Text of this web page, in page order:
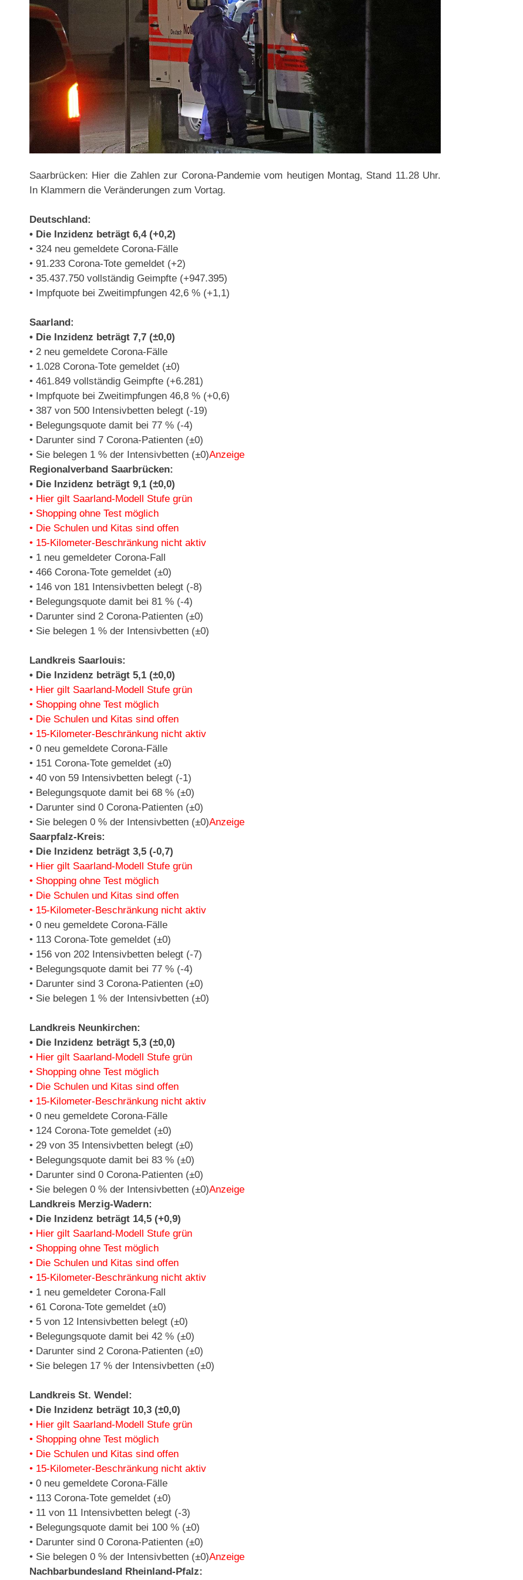
Saarbrücken: Hier die Zahlen zur Corona-Pandemie vom heutigen Montag, Stand 11.28 Uhr.
In Klammern die Veränderungen zum Vortag.
Deutschland:
• Die Inzidenz beträgt 6,4 (+0,2)
• 324 neu gemeldete Corona-Fälle
• 91.233 Corona-Tote gemeldet (+2)
• 35.437.750 vollständig Geimpfte (+947.395)
• Impfquote bei Zweitimpfungen 42,6 % (+1,1)
Saarland:
• Die Inzidenz beträgt 7,7 (±0,0)
• 2 neu gemeldete Corona-Fälle
• 1.028 Corona-Tote gemeldet (±0)
• 461.849 vollständig Geimpfte (+6.281)
• Impfquote bei Zweitimpfungen 46,8 % (+0,6)
• 387 von 500 Intensivbetten belegt (-19)
• Belegungsquote damit bei 77 % (-4)
• Darunter sind 7 Corona-Patienten (±0)
• Sie belegen 1 % der Intensivbetten (±0)Anzeige
Regionalverband Saarbrücken:
• Die Inzidenz beträgt 9,1 (±0,0)
• Hier gilt Saarland-Modell Stufe grün
• Shopping ohne Test möglich
• Die Schulen und Kitas sind offen
• 15-Kilometer-Beschränkung nicht aktiv
• 1 neu gemeldeter Corona-Fall
• 466 Corona-Tote gemeldet (±0)
• 146 von 181 Intensivbetten belegt (-8)
• Belegungsquote damit bei 81 % (-4)
• Darunter sind 2 Corona-Patienten (±0)
• Sie belegen 1 % der Intensivbetten (±0)
Landkreis Saarlouis:
• Die Inzidenz beträgt 5,1 (±0,0)
• Hier gilt Saarland-Modell Stufe grün
• Shopping ohne Test möglich
• Die Schulen und Kitas sind offen
• 15-Kilometer-Beschränkung nicht aktiv
• 0 neu gemeldete Corona-Fälle
• 151 Corona-Tote gemeldet (±0)
• 40 von 59 Intensivbetten belegt (-1)
• Belegungsquote damit bei 68 % (±0)
• Darunter sind 0 Corona-Patienten (±0)
• Sie belegen 0 % der Intensivbetten (±0)Anzeige
Saarpfalz-Kreis:
• Die Inzidenz beträgt 3,5 (-0,7)
• Hier gilt Saarland-Modell Stufe grün
• Shopping ohne Test möglich
• Die Schulen und Kitas sind offen
• 15-Kilometer-Beschränkung nicht aktiv
• 0 neu gemeldete Corona-Fälle
• 113 Corona-Tote gemeldet (±0)
• 156 von 202 Intensivbetten belegt (-7)
• Belegungsquote damit bei 77 % (-4)
• Darunter sind 3 Corona-Patienten (±0)
• Sie belegen 1 % der Intensivbetten (±0)
Landkreis Neunkirchen:
• Die Inzidenz beträgt 5,3 (±0,0)
• Hier gilt Saarland-Modell Stufe grün
• Shopping ohne Test möglich
• Die Schulen und Kitas sind offen
• 15-Kilometer-Beschränkung nicht aktiv
• 0 neu gemeldete Corona-Fälle
• 124 Corona-Tote gemeldet (±0)
• 29 von 35 Intensivbetten belegt (±0)
• Belegungsquote damit bei 83 % (±0)
• Darunter sind 0 Corona-Patienten (±0)
• Sie belegen 0 % der Intensivbetten (±0)Anzeige
Landkreis Merzig-Wadern:
• Die Inzidenz beträgt 14,5 (+0,9)
• Hier gilt Saarland-Modell Stufe grün
• Shopping ohne Test möglich
• Die Schulen und Kitas sind offen
• 15-Kilometer-Beschränkung nicht aktiv
• 1 neu gemeldeter Corona-Fall
• 61 Corona-Tote gemeldet (±0)
• 5 von 12 Intensivbetten belegt (±0)
• Belegungsquote damit bei 42 % (±0)
• Darunter sind 2 Corona-Patienten (±0)
• Sie belegen 17 % der Intensivbetten (±0)
Landkreis St. Wendel:
• Die Inzidenz beträgt 10,3 (±0,0)
• Hier gilt Saarland-Modell Stufe grün
• Shopping ohne Test möglich
• Die Schulen und Kitas sind offen
• 15-Kilometer-Beschränkung nicht aktiv
• 0 neu gemeldete Corona-Fälle
• 113 Corona-Tote gemeldet (±0)
• 11 von 11 Intensivbetten belegt (-3)
• Belegungsquote damit bei 100 % (±0)
• Darunter sind 0 Corona-Patienten (±0)
• Sie belegen 0 % der Intensivbetten (±0)Anzeige
Nachbarbundesland Rheinland-Pfalz: